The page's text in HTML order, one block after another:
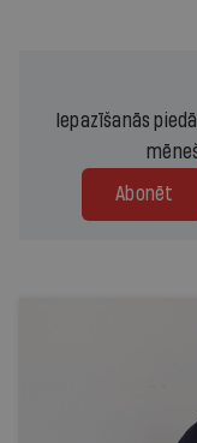
Iepazīšanās
Abonēt